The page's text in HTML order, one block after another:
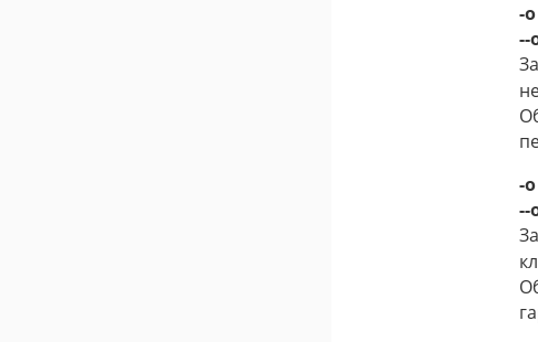
-o
--
-o
--